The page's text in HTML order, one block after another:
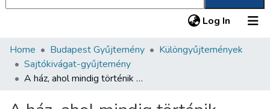
Log In (current)
Communities & Collections
All of DSpace
Home Budapest Gyűjtemény
Különgyűjtemények
Sajtókivágat-gyűjtemény
A ház, ahol mindig történik valami